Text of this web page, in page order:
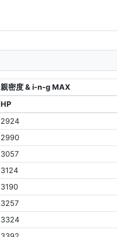
親密度 & i-n-g MAX
HP
2924
2990
3057
3124
3190
3257
3324